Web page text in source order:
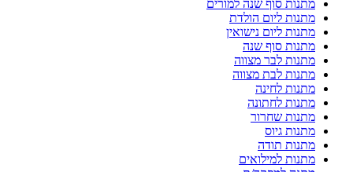
מתנות סוף שנה למורים
מתנות ליום הולדת
מתנות ליום נישואין
מתנות סוף שנה
מתנות לבר מצווה
מתנות לבת מצווה
מתנות לחינה
מתנות לחתונה
מתנות שחרור
מתנות גיוס
מתנות תודה
מתנות למילואים